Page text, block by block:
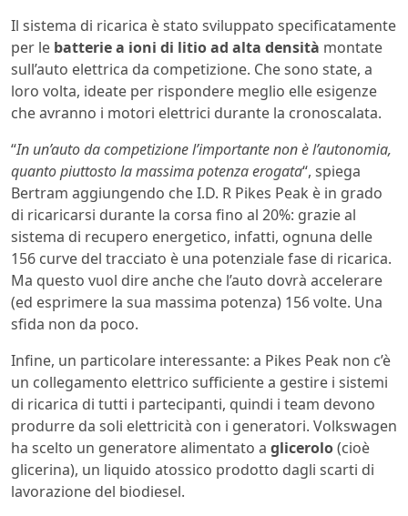
Il sistema di ricarica è stato sviluppato specificatamente
per le batterie a ioni di litio ad alta densità montate
sull’auto elettrica da competizione. Che sono state, a
loro volta, ideate per rispondere meglio elle esigenze
che avranno i motori elettrici durante la cronoscalata.
“In un’auto da competizione l’importante non è l’autonomia,
quanto piuttosto la massima potenza erogata“, spiega
Bertram aggiungendo che I.D. R Pikes Peak è in grado
di ricaricarsi durante la corsa fino al 20%: grazie al
sistema di recupero energetico, infatti, ognuna delle
156 curve del tracciato è una potenziale fase di ricarica.
Ma questo vuol dire anche che l’auto dovrà accelerare
(ed esprimere la sua massima potenza) 156 volte. Una
sfida non da poco.
Infine, un particolare interessante: a Pikes Peak non c’è
un collegamento elettrico sufficiente a gestire i sistemi
di ricarica di tutti i partecipanti, quindi i team devono
produrre da soli elettricità con i generatori. Volkswagen
ha scelto un generatore alimentato a glicerolo(cioè
glicerina), un liquido atossico prodotto dagli scarti di
lavorazione del biodiesel.